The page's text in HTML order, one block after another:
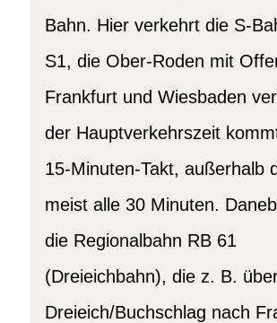
Bahn. Hier verkehrt die S-
S1, die Ober-Roden mit
Frankfurt und Wiesbaden
der Hauptverkehrszeit
15-Minuten-Takt, außerhalb
meist alle 30 Minuten.
die Regionalbahn RB 61
(Dreieichbahn), die z. B.
Dreieich/Buchschlag nach